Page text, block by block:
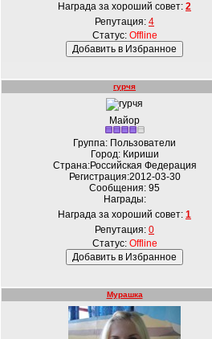
Награда за хороший совет: 2
Репутация: 4
Статус: Offline
гурчя
Майор
Группа: Пользователи
Город: Кириши
Страна:Российская Федерация
Регистрация:2012-03-30
Сообщения: 95
Награды:
Награда за хороший совет: 1
Репутация: 0
Статус: Offline
Мурашка